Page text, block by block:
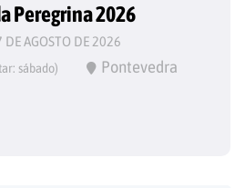
Peregrina 2026
DE AGOSTO DE 2026
sábado) Pontevedra